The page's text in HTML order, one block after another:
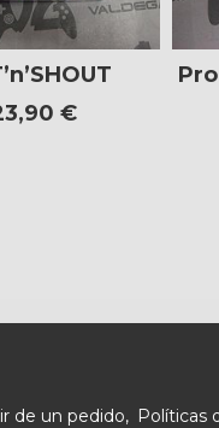
€
de un pedido Políticas